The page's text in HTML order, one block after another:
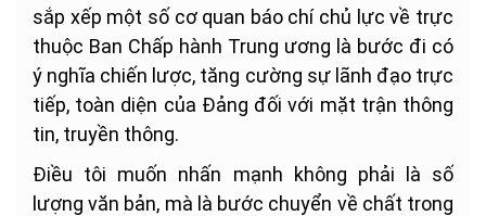
sắp xếp một số cơ quan báo chí chủ lực về trực
thuộc Ban Chấp hành Trung ương là bước đi có
ý nghĩa chiến lược, tăng cường sự lãnh đạo trực
tiếp, toàn diện của Đảng đối với mặt trận thông
tin, truyền thông.
Điều tôi muốn nhấn mạnh không phải là số
lượng văn bản, mà là bước chuyển về chất trong